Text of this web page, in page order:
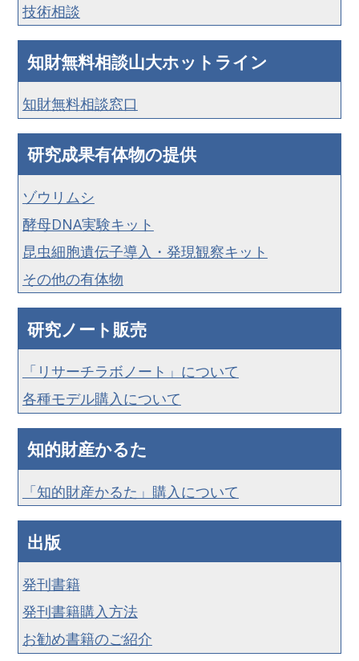
技術相談
知財無料相談山大ホットライン
知財無料相談窓口
研究成果有体物の提供
ゾウリムシ
酵母DNA実験キット
昆虫細胞遺伝子導入・発現観察キット
その他の有体物
研究ノート販売
「リサーチラボノート」について
各種モデル購入について
知的財産かるた
「知的財産かるた」購入について
出版
発刊書籍
発刊書籍購入方法
お勧め書籍のご紹介